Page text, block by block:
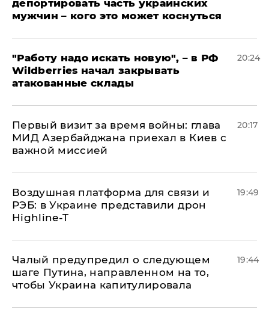
депортировать часть украинских
мужчин – кого это может коснуться
"Работу надо искать новую", – в РФ
Wildberries начал закрывать
атакованные склады
20:24
Первый визит за время войны: глава
МИД Азербайджана приехал в Киев с
важной миссией
20:17
Воздушная платформа для связи и
РЭБ: в Украине представили дрон
Highline-T
19:49
Чалый предупредил о следующем
шаге Путина, направленном на то,
чтобы Украина капитулировала
19:44